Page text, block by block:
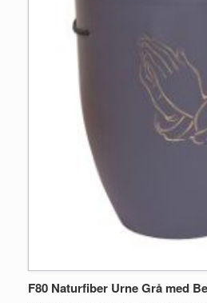
F80 Naturfiber Urne Grå med